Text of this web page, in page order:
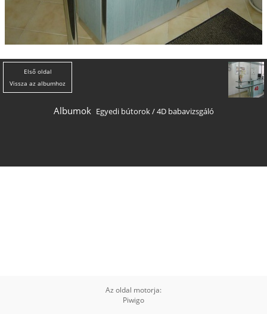
Első oldal
Vissza az albumhoz
Albumok Egyedi bútorok/4D babavizsgáló
Az oldal motorja:
Piwigo